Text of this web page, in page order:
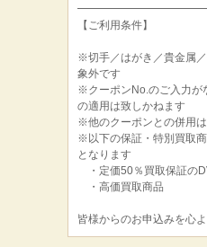
【ご利用条件】
※切手／はがき／貴金属
象外です
※クーポンNo.のご入力が
の適用は致しかねます
※他のクーポンとの併用
※以下の保証・特別買取
となります
・定価50％買取保証の
・高価買取商品
皆様からのお申込みを心